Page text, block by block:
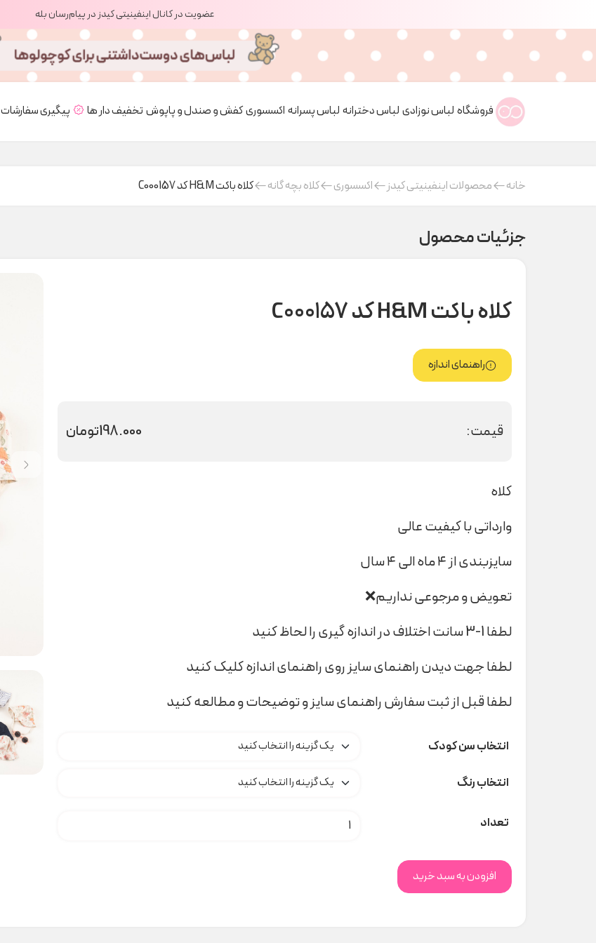
عضویت در کانال اینفینیتی کیدز در پیام‌رسان بله
فروشگاه لباس نوزادی لباس دخترانه لباس پسرانه اکسسوریکفش و صندل و پاپوش تخفیف دار ها پیگیری سفارشات
خانه محصولات اینفینیتی کیدز اکسسوری کلاه بچه گانه کلاه باکت H&M کد C000157
جزئیات محصول
کلاه باکت H&M کد C000157
راهنمای اندازه
قیمت: 198.000تومان
کلاه
وارداتی با کیفیت عالی
سایزبندی از ۴ ماه الی ۴ سال
تعویض و مرجوعی نداریم❌
لطفا 1-3 سانت اختلاف در اندازه گیری را لحاظ کنید
لطفا جهت دیدن راهنمای سایز روی راهنمای اندازه کلیک کنید
لطفا قبل از ثبت سفارش راهنمای سایز و توضیحات و مطالعه کنید
انتخاب سن کودک
انتخاب رنگ
تعداد کلاه باکت H&M کد C000157 عدد
افزودن به سبد خرید